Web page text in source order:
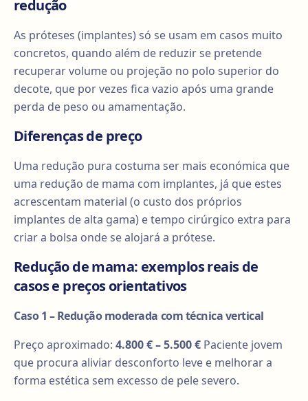
redução
As próteses (implantes) só se usam em casos muito
concretos, quando além de reduzir se pretende
recuperar volume ou projeção no polo superior do
decote, que por vezes fica vazio após uma grande
perda de peso ou amamentação.
Diferenças de preço
Uma redução pura costuma ser mais económica que
uma redução de mama com implantes, já que estes
acrescentam material (o custo dos próprios
implantes de alta gama) e tempo cirúrgico extra para
criar a bolsa onde se alojará a prótese.
Redução de mama: exemplos reais de
casos e preços orientativos
Caso 1 – Redução moderada com técnica vertical
Preço aproximado: 4.800 € – 5.500 € Paciente jovem
que procura aliviar desconforto leve e melhorar a
forma estética sem excesso de pele severo.